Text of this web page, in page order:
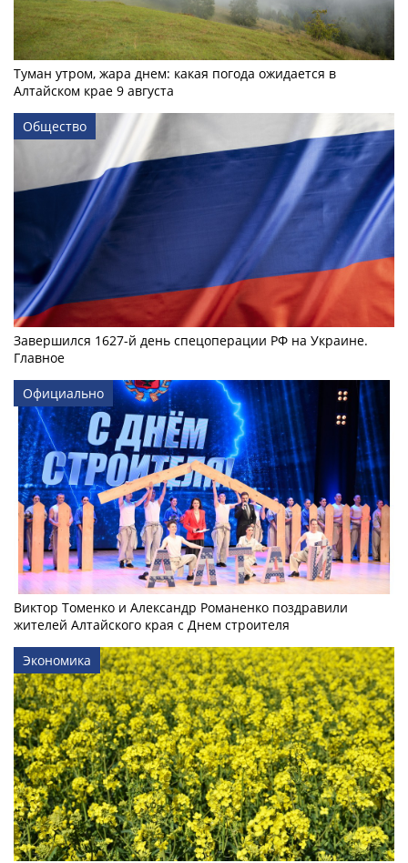
Туман утром, жара днем: какая погода ожидается в
Алтайском крае 9 августа
Общество
Завершился 1627-й день спецоперации РФ на Украине.
Главное
Официально
Виктор Томенко и Александр Романенко поздравили
жителей Алтайского края с Днем строителя
Экономика